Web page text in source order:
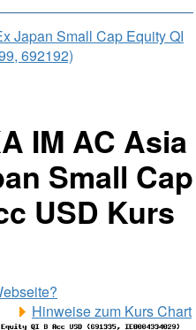
Japan Small Cap Equity QI
692192)
IM AC Asia
Small Cap
USD Kurs
Hinweise zum Kurs Chart